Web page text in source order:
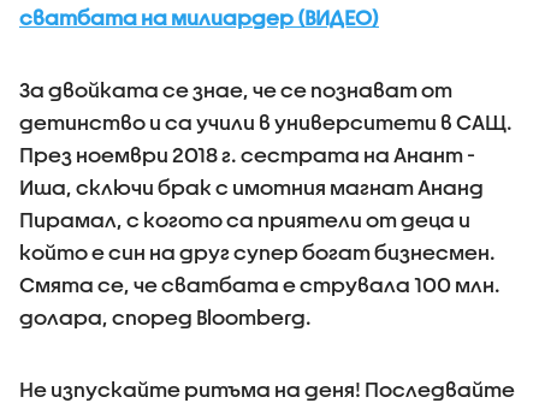
сватбата на милиардер (ВИДЕО)
За двойката се знае, че се познават от
детинство и са учили в университети в САЩ.
През ноември 2018 г. сестрата на Анант -
Иша, сключи брак с имотния магнат Ананд
Пирамал, с когото са приятели от деца и
който е син на друг супер богат бизнесмен.
Смята се, че сватбата е струвала 100 млн.
долара, според Bloomberg.
Не изпускайте ритъма на деня! Последвайте